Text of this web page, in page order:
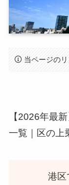
当ページの
【2026年最
一覧｜区の上
港区